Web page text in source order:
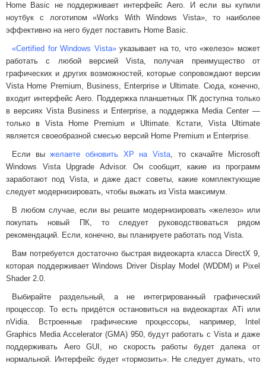
Home Basic не поддерживает интерфейс Aero. И если вы купили
ноутбук с логотипом «Works With Windows Vista», то наиболее
эффективно на него будет поставить Home Basic.
«Certified for Windows Vista»указывает на то, что «железо» может
работать с любой версией Vista, получая преимущество от
графических и других возможностей, которые сопровождают версии
Vista Home Premium, Business, Enterprise и Ultimate. Сюда, конечно,
входит интерфейс Aero. Поддержка планшетных ПК доступна только
в версиях Vista Business и Enterprise, а поддержка Media Center —
только в Vista Home Premium и Ultimate. Кстати, Vista Ultimate
является своеобразной смесью версий Home Premium и Enterprise.
Если выжелаете обновить XP на Vista, то скачайте Microsoft
Windows Vista Upgrade Advisor. Он сообщит, какие из программ
заработают под Vista, и даже даст советы, какие комплектующие
следует модернизировать, чтобы выжать из Vista максимум.
В любом случае, если вы решите модернизировать «железо» или
покупать новый ПК, то следует руководствоваться рядом
рекомендаций. Если, конечно, вы планируете работать под Vista.
Вам потребуется достаточно быстрая видеокарта класса DirectX 9,
которая поддерживает Windows Driver Display Model (WDDM) и Pixel
Shader 2.0.
Выбирайте раздельный, а не интегрированный графический
процессор. То есть придётся остановиться на видеокартах ATi или
nVidia. Встроенные графические процессоры, например, Intel
Graphics Media Accelerator (GMA) 950, будут работать с Vista и даже
поддерживать Aero GUI, но скорость работы будет далека от
нормальной. Интерфейс будет «тормозить». Не следует думать, что